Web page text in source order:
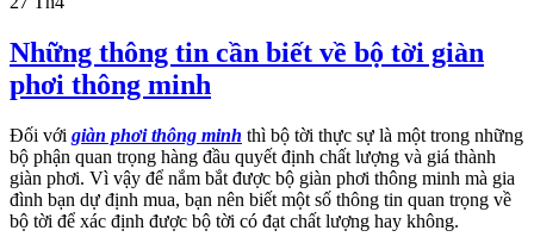
Những thông tin cần biết về bộ tời giàn
phơi thông minh
Đối với giàn phơi thông minh thì bộ tời thực sự là một trong những
bộ phận quan trọng hàng đầu quyết định chất lượng và giá thành
giàn phơi. Vì vậy để nắm bắt được bộ giàn phơi thông minh mà gia
đình bạn dự định mua, bạn nên biết một số thông tin quan trọng về
bộ tời để xác định được bộ tời có đạt chất lượng hay không.